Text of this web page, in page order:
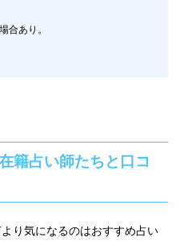
合あり。
籍占い師たちと口コ
り気になるのはおすすめ占い